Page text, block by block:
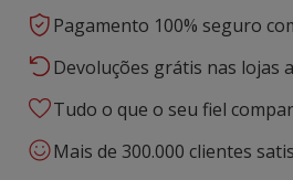
Pagamento 100% seguro
Devoluções grátis nas lojas
Tudo o que o seu fiel
Mais de 300.000 clientes